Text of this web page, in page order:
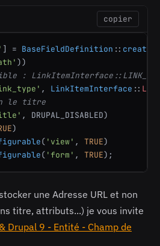
copier
] = BaseFieldDefinition :: create
))
:
, LinkItemInterface ::
le titre
, DRUPAL_DISABLED)
)
( 'view' , TRUE)
( 'form' , TRUE);
une Adresse URL et non
titre, attributs...) je vous invite
Drupal 9 - Entité - Champ de